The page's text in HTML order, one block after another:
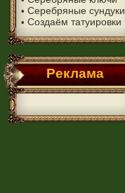
• Серебряные сундуки
• Создаём татуировки
Реклама